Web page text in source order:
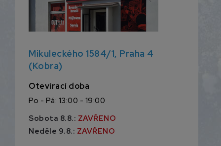
Mikuleckého 1584/1, Praha 4
(Kobra)
Otevírací doba
Po - Pá: 13:00 - 19:00
Sobota 8.8.: ZAVŘENO
Neděle 9.8.: ZAVŘENO